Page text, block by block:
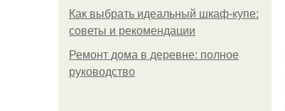
Как выбрать идеальный шкаф-купе:
советы и рекомендации
Ремонт дома в деревне: полное
руководство